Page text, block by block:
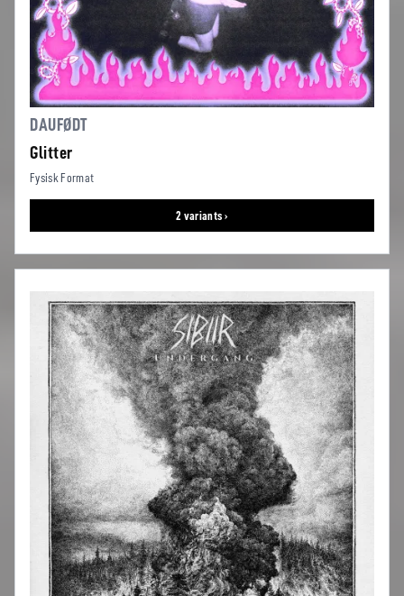
DAUFØDT
Glitter
Fysisk Format
2 variants ›